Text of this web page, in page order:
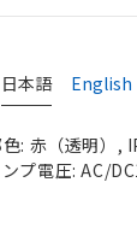
日本語 English
: 赤（透明）,
プ電圧: AC/